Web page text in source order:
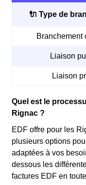
🔌 Type de
Branchement
Liaison
Liaison
Quel est le
Rignac ?
EDF offre pour les
plusieurs options
adaptées à vos
dessous les
factures EDF en